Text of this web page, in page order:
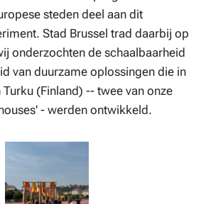
steden deel aan dit
Stad Brussel trad daarbij op
onderzochten de schaalbaarheid
van duurzame oplossingen die in
(Finland) -- twee van onze
- werden ontwikkeld.